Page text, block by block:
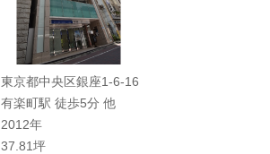
東京都中央区銀座1-6-16
有楽町駅 徒歩5分 他
2012年
37.81坪